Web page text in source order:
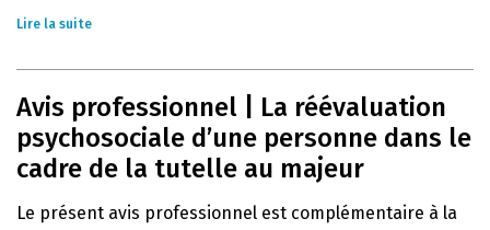
Lire la suite
Avis professionnel | La réévaluation
psychosociale d’une personne dans le
cadre de la tutelle au majeur
Le présent avis professionnel est complémentaire à la